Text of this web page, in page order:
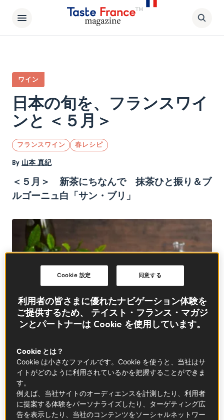
ワイン
日本の旬を、フランスワイ
ンと ＜５月＞
フランスワイン 春レシピ
By 山本 真紀
＜５月＞ 新茶にちなんで 抹茶ひと振り＆ブ
ルゴーニュ白「サン・ブリ」
汗ばむほどの夏日と、肌寒くてジャケットが手放せな
い日が入れ代わり立ち代わり、でも少しずつ確実に気
温が上り続ける５月。
の樹が若々しい葉を茂らせると、ようやく新茶の収穫
利用者の皆さまに優れたナビゲーション体験を
ご提供するため、 テイスト・フランス・マガジ
ンとパートナーは Cookie を使用しています。
Cookie とは？
Cookie は小さなファイルです。Cookie を使うと、当社はサ
イトがどのように利用されているかを把握することができま
す。
例えば、当社サイトのオーディエンスを計測したり、利用者
に提案する体験をパーソナライズしたり、ターゲティング広
告を表示したり、当社のコンテンツをソーシャルネットワー
同意する
Cookie 設定